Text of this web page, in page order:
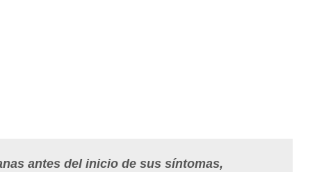
antes del inicio de sus síntomas,